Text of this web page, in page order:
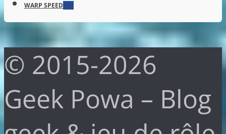
WARP SPEED197
© 2015-2026
Geek Powa – Blog